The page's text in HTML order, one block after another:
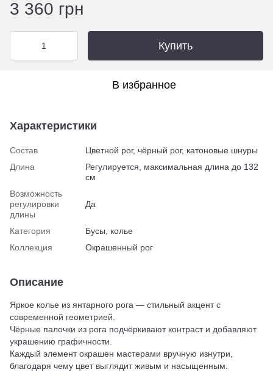
3 360 грн
Купить
В избранное
Характеристики
Состав
Цветной рог, чёрный рог, катоновые шнуры
Длина
Регулируется, максимальная длина до 132
см
Возможность
регулировки
длины
Да
Категория
Бусы, колье
Коллекция
Окрашенный рог
Описание
Яркое колье из янтарного рога — стильный акцент с
современной геометрией.
Чёрные палочки из рога подчёркивают контраст и добавляют
украшению графичности.
Каждый элемент окрашен мастерами вручную изнутри,
благодаря чему цвет выглядит живым и насыщенным.